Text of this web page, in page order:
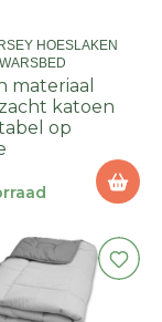
HOESLAKEN
materiaal
katoen
op